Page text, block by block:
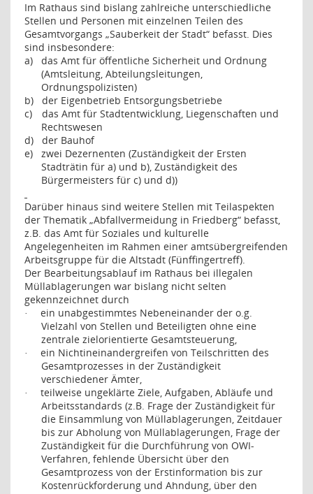
Im Rathaus sind bislang zahlreiche unterschiedliche
Stellen und Personen mit einzelnen Teilen des
Gesamtvorgangs „Sauberkeit der Stadt“ befasst. Dies
sind insbesondere:
a)
das Amt für öffentliche Sicherheit und Ordnung
(Amtsleitung, Abteilungsleitungen,
Ordnungspolizisten)
b)
der Eigenbetrieb Entsorgungsbetriebe
c)
das Amt für Stadtentwicklung, Liegenschaften und
Rechtswesen
d)
der Bauhof
e)
zwei Dezernenten (Zuständigkeit der Ersten
Stadträtin für a) und b), Zuständigkeit des
Bürgermeisters für c) und d))
Darüber hinaus sind weitere Stellen mit Teilaspekten
der Thematik „Abfallvermeidung in Friedberg“ befasst,
z.B. das Amt für Soziales und kulturelle
Angelegenheiten im Rahmen einer amtsübergreifenden
Arbeitsgruppe für die Altstadt (Fünffingertreff).
Der Bearbeitungsablauf im Rathaus bei illegalen
Müllablagerungen war bislang nicht selten
gekennzeichnet durch
·
ein unabgestimmtes Nebeneinander der o.g.
Vielzahl von Stellen und Beteiligten ohne eine
zentrale zielorientierte Gesamtsteuerung,
·
ein Nichtineinandergreifen von Teilschritten des
Gesamtprozesses in der Zuständigkeit
verschiedener Ämter,
·
teilweise ungeklärte Ziele, Aufgaben, Abläufe und
Arbeitsstandards (z.B. Frage der Zuständigkeit für
die Einsammlung von Müllablagerungen, Zeitdauer
bis zur Abholung von Müllablagerungen, Frage der
Zuständigkeit für die Durchführung von OWI-
Verfahren, fehlende Übersicht über den
Gesamtprozess von der Erstinformation bis zur
Kostenrückforderung und Ahndung, über den